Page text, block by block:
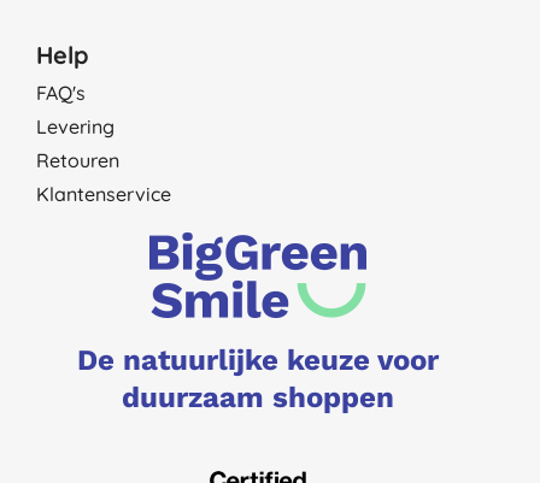
Help
FAQ's
Levering
Retouren
Klantenservice
De natuurlijke keuze voor
duurzaam shoppen